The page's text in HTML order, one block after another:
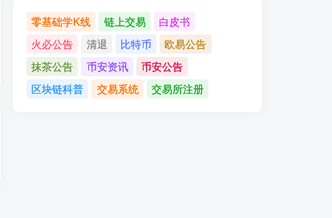
「欧易OKX」关于支持BNB Smart Chain（BEP20）网络升级和硬分叉的公告
零基础学K线 链上交易
白皮书
火必公告
清退 比特币
欧易公告
抹茶公告
币安资讯
币安公告
区块链科普
交易系统 交易所注册